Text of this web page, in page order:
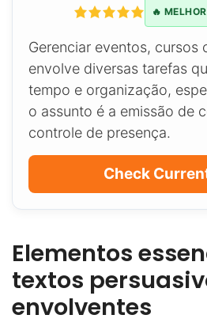
🔥
Gerenciar eventos, cursos
envolve diversas tarefas
tempo e organização,
o assunto é a emissão de
controle de presença.
Check
Elementos
textos
envolventes